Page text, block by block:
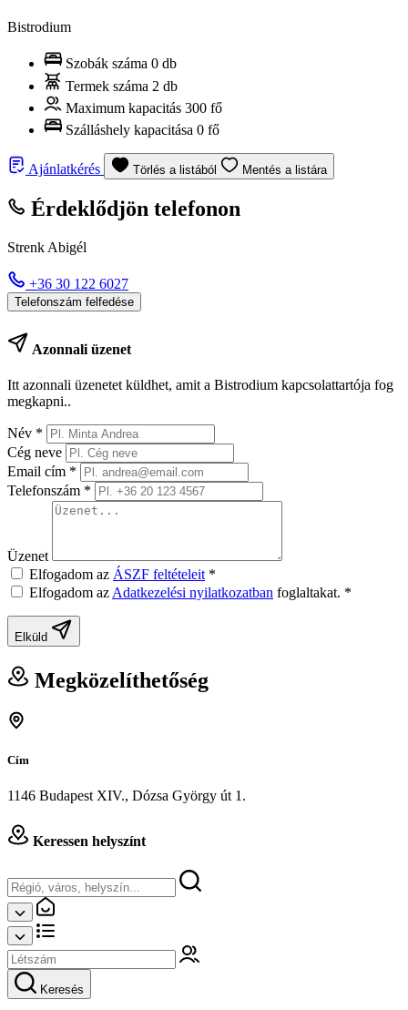
Bistrodium
Szobák száma 0 db
Termek száma 2 db
Maximum kapacitás 300 fő
Szálláshely kapacitása 0 fő
Ajánlatkérés Törlés a listából Mentés a listára
Érdeklődjön telefonon
Strenk Abigél
+36 30 122 6027
Telefonszám felfedése
Azonnali üzenet
Itt azonnali üzenetet küldhet, amit a Bistrodium kapcsolattartója fog
megkapni..
Név *
Cég neve
Email cím *
Telefonszám *
Üzenet
Elfogadom az ÁSZF feltételeit *
Elfogadom az Adatkezelési nyilatkozatban foglaltakat. *
Elküld
Megközelíthetőség
Cím
1146 Budapest XIV., Dózsa György út 1.
Keressen helyszínt
Keresés